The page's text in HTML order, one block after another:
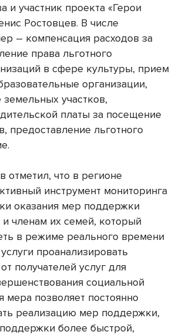
и участник проекта «Герои
Ростовцев. В числе
– компенсация расходов за
права льготного
в сфере культуры, прием
организации,
участков,
платы за посещение
предоставление льготного
отметил, что в регионе
инструмент мониторинга
оказания мер поддержки
членам их семей, который
в режиме реального времени
проанализировать
получателей услуг для
социальной
мера позволяет постоянно
реализацию мер поддержки,
более быстрой,